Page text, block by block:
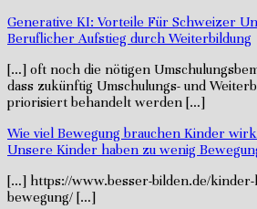
Generative KI: Vorteile Für Schweizer
Beruflicher Aufstieg durch Weiterbildung
[…] oft noch die nötigen
dass zukünftig Umschulungs- und
priorisiert behandelt werden […]
Wie viel Bewegung brauchen Kinder
Unsere Kinder haben zu wenig
[…] https://www.besser-bilden.de/kinder-
bewegung/ […]